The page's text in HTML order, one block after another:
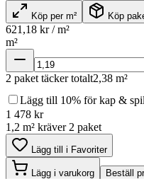
Köp per m² Köp
621,18 kr / m²
m²
2 paket täcker totalt2,38 m²
Lägg till 10% för kap &
1 478 kr
1,2 m² kräver 2 paket
Lägg till i Favoriter
Lägg i varukorg Beställ